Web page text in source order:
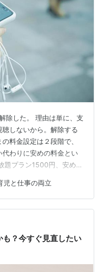
除した。 理由は単に、支
しないから。解除する
料金設定は２段階で、
代わりに安めの料金とい
題プラン1500円、安めの
様々で、私にとって聴
めだけどスキマ時間に
た。育児と仕事の日々
間なんて確保できない
けれどいざ視聴しはじめ
児と仕事の両立
？今すぐ見直したい